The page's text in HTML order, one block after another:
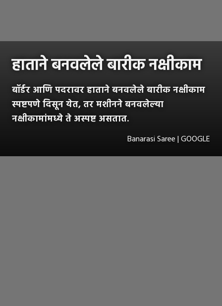
हाताने बनवलेले बारीक नक्षीकाम
बॉर्डर आणि पदरावर हाताने बनवलेले बारीक नक्षीकाम
स्पष्टपणे दिसून येत, तर मशीनने बनवलेल्या
नक्षीकामांमध्ये ते अस्पष्ट असतात.
Banarasi Saree | GOOGLE